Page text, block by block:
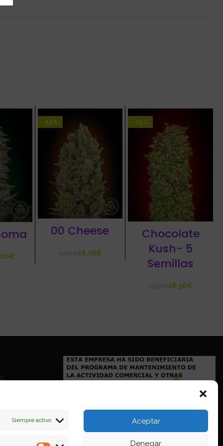
Siempre activo Aceptar
Denegar
€
-15%
00 Cheese
€16,58€
-15%
Chocolate
Kush- 5
Semillas
€16,58€